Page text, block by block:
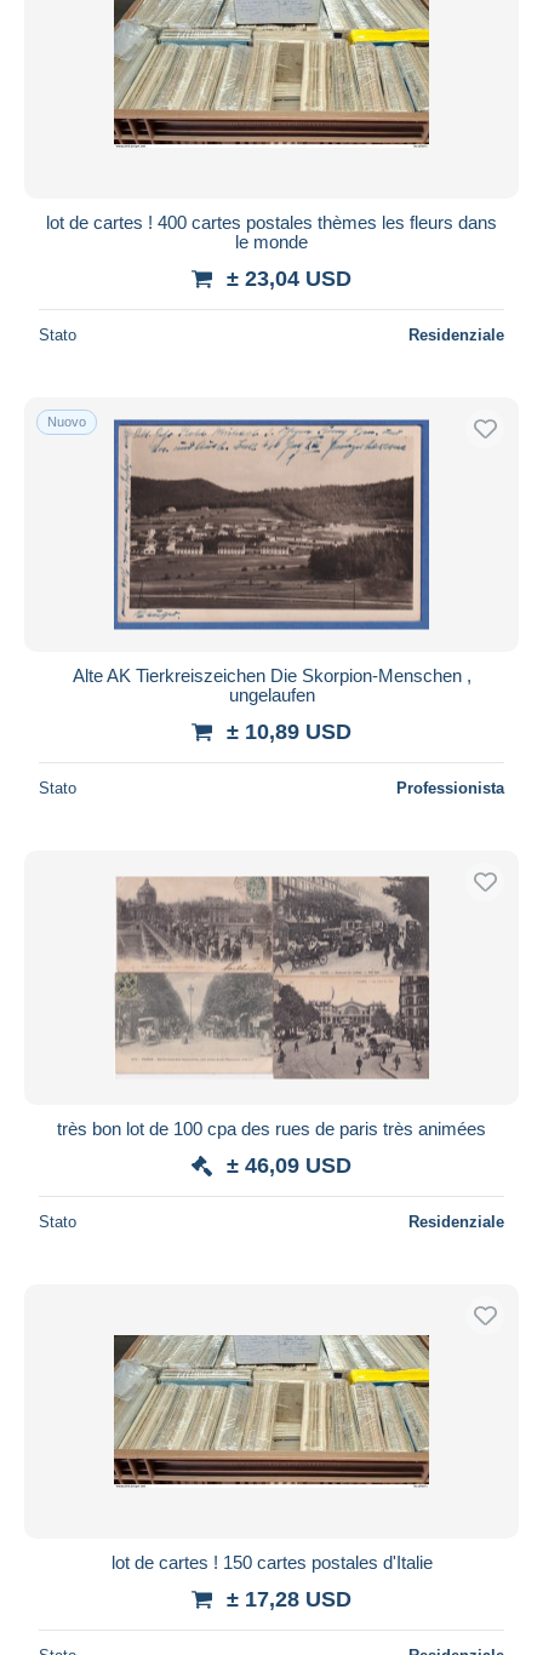
lot de cartes ! 400 cartes postales thèmes les fleurs dans
le monde
± 23,04 USD
Stato Residenziale
Nuovo
Alte AK Tierkreiszeichen Die Skorpion-Menschen ,
ungelaufen
± 10,89 USD
Stato Professionista
très bon lot de 100 cpa des rues de paris très animées
± 46,09 USD
Stato Residenziale
lot de cartes ! 150 cartes postales d'Italie
± 17,28 USD